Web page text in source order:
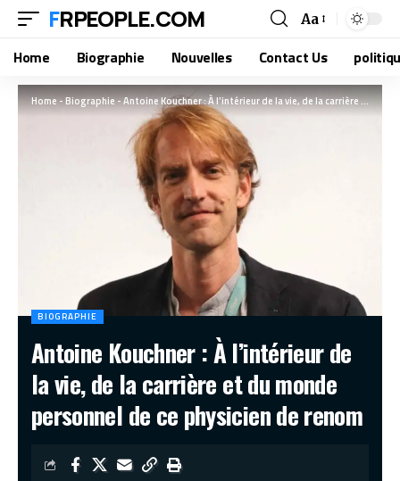
FRPEOPLE.COM Aa
Home Biographie Nouvelles Contact Us
Home-Biographie-Antoine Kouchner : À l’intérieur de la vie, de la carrière et du monde personnel de ce physicien de renom
BIOGRAPHIE
Antoine Kouchner : À l’intérieur de
la vie, de la carrière et du monde
personnel de ce physicien de renom